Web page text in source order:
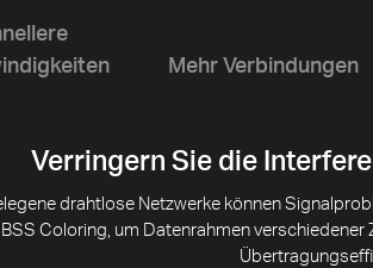
Mehr Verbindungen
Verringern Sie die
drahtlose Netzwerke können
Coloring, um Datenrahmen